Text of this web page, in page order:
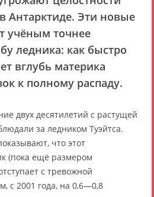
Антарктиде. Эти новые
учёным точнее
ледника: как быстро
вглубь материка
к полному распаду.
двух десятилетий с растущей
за ледником Туэйтса.
что этот
(пока ещё размером
с тревожной
с 2001 года, на 0,6—0,8